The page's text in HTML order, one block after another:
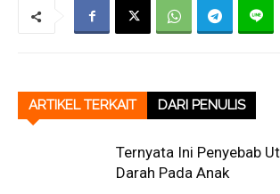
ARTIKEL TERKAIT DARI PENULIS
Ternyata Ini Penyebab
Darah Pada Anak